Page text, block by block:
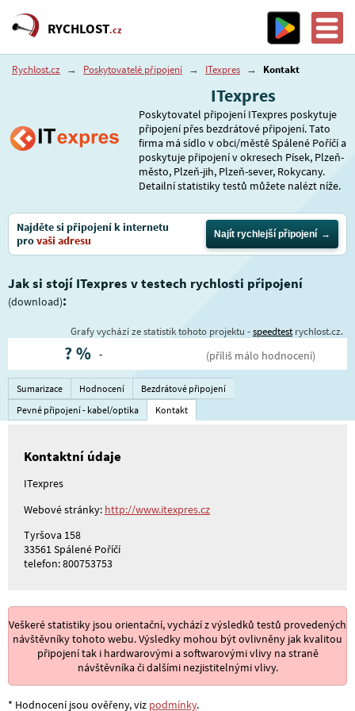
RYCHLOST.cz
Rychlost.cz → Poskytovatelé připojení → ITexpres → Kontakt
ITexpres
Poskytovatel připojení ITexpres poskytuje
připojení přes bezdrátové připojení. Tato
firma má sídlo v obci/městě Spálené Poříčí a
poskytuje připojení v okresech Písek, Plzeň-
město, Plzeň-jih, Plzeň-sever, Rokycany.
Detailní statistiky testů můžete nalézt níže.
Najděte si připojení k internetu
provaši adresu Najít rychlejší připojení
Jak si stojí ITexpres v testech rychlosti připojení
(download):
Grafy vychází ze statistik tohoto projektu -speedtestrychlost.cz.
?% - (příliš málo hodnocení)
Sumarizace Hodnocení
Bezdrátové připojení
Pevné připojení - kabel/optika
Kontakt
Kontaktní údaje
ITexpres
Webové stránky: http://www.itexpres.cz
Tyršova 158
33561 Spálené Poříčí
telefon: 800753753
Veškeré statistiky jsou orientační, vychází z výsledků testů provedených
návštěvníky tohoto webu. Výsledky mohou být ovlivněny jak kvalitou
připojení tak i hardwarovými a softwarovými vlivy na straně
návštěvníka či dalšími nezjistitelnými vlivy.
* Hodnocení jsou ověřeny, viz podmínky.